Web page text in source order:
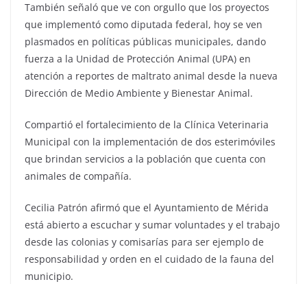
También señaló que ve con orgullo que los proyectos
que implementó como diputada federal, hoy se ven
plasmados en políticas públicas municipales, dando
fuerza a la Unidad de Protección Animal (UPA) en
atención a reportes de maltrato animal desde la nueva
Dirección de Medio Ambiente y Bienestar Animal.
Compartió el fortalecimiento de la Clínica Veterinaria
Municipal con la implementación de dos esterimóviles
que brindan servicios a la población que cuenta con
animales de compañía.
Cecilia Patrón afirmó que el Ayuntamiento de Mérida
está abierto a escuchar y sumar voluntades y el trabajo
desde las colonias y comisarías para ser ejemplo de
responsabilidad y orden en el cuidado de la fauna del
municipio.